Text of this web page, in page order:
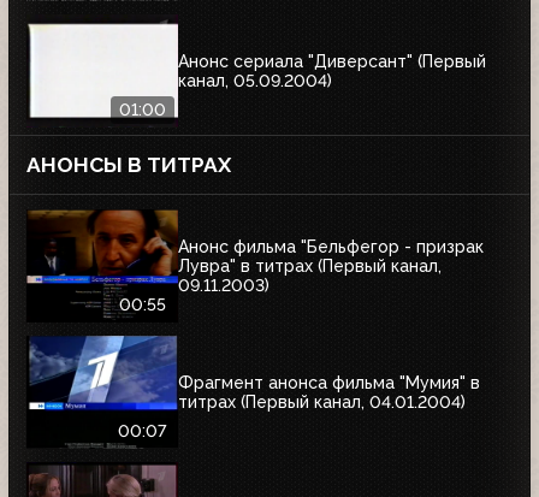
01:00
Анонс сериала "Диверсант" (Первый
канал, 05.09.2004)
АНОНСЫ В ТИТРАХ
00:55
Анонс фильма "Бельфегор - призрак
Лувра" в титрах (Первый канал,
09.11.2003)
00:07
Фрагмент анонса фильма "Мумия" в
титрах (Первый канал, 04.01.2004)